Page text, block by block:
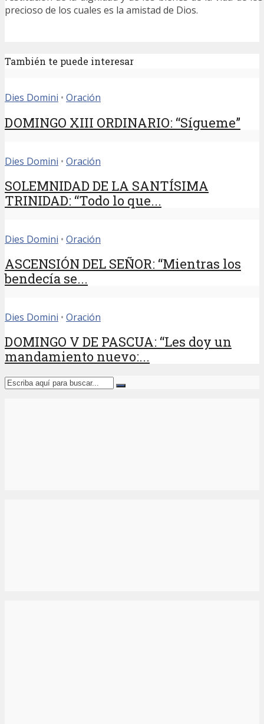
precioso de los cuales es la amistad de Dios.
También te puede interesar
Dies Domini • Oración
DOMINGO XIII ORDINARIO: “Sígueme”
Dies Domini • Oración
SOLEMNIDAD DE LA SANTÍSIMA
TRINIDAD: “Todo lo que...
Dies Domini • Oración
ASCENSIÓN DEL SEÑOR: “Mientras los
bendecía se...
Dies Domini • Oración
DOMINGO V DE PASCUA: “Les doy un
mandamiento nuevo:...